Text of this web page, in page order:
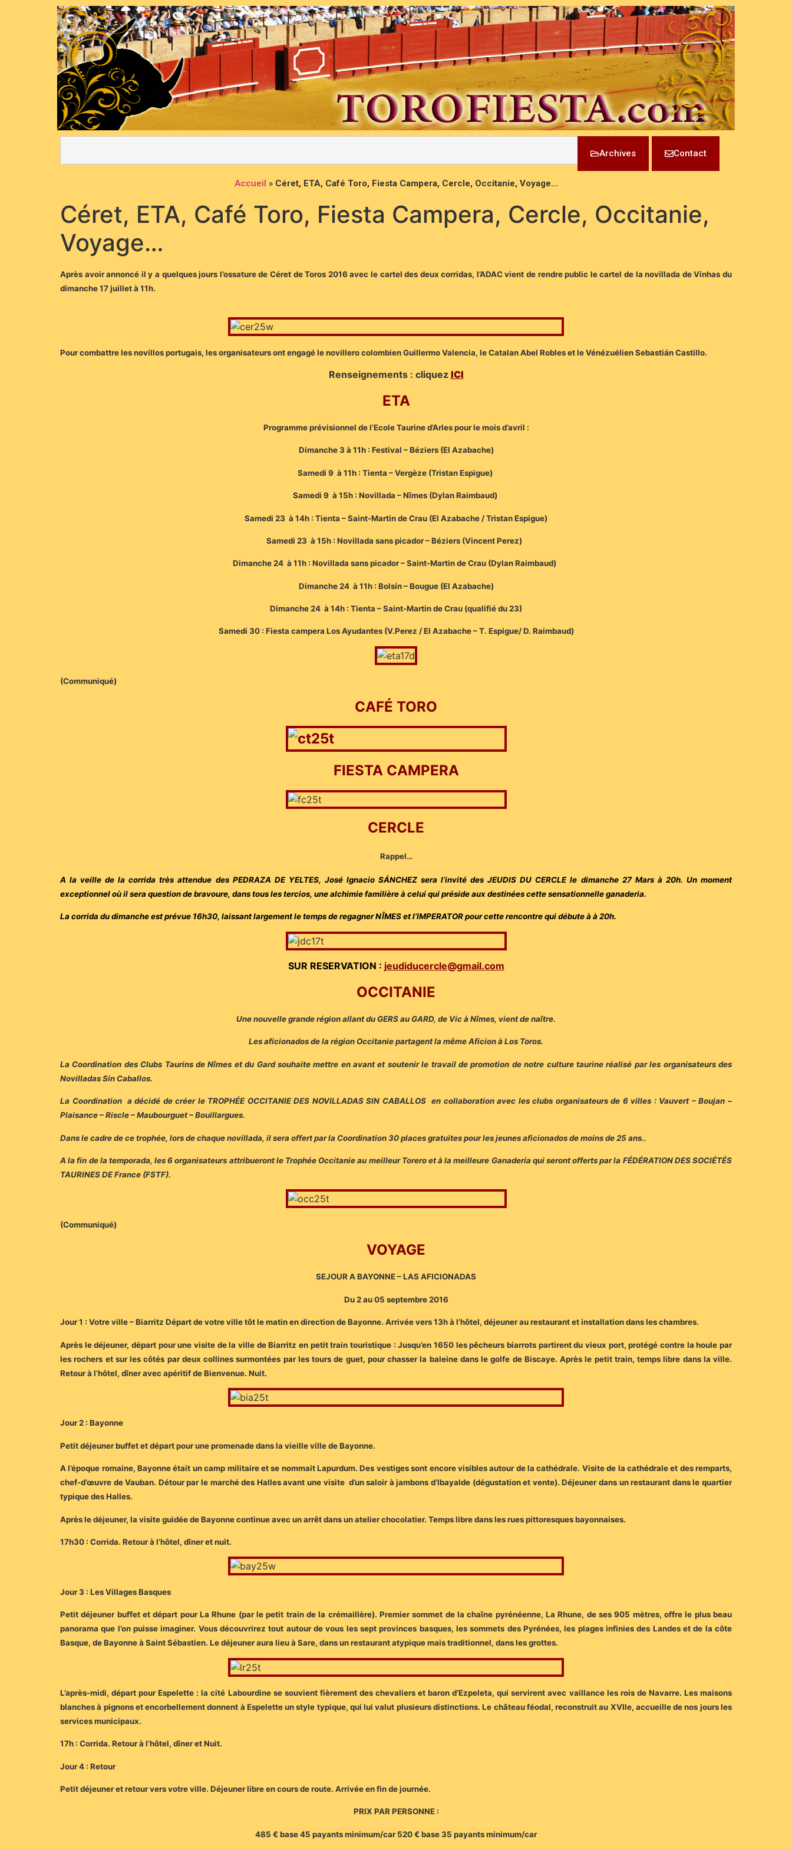
Archives Contact
Accueil » Céret, ETA, Café Toro, Fiesta Campera, Cercle, Occitanie, Voyage…
Céret, ETA, Café Toro, Fiesta Campera, Cercle, Occitanie,
Voyage…
Après avoir annoncé il y a quelques jours l’ossature de Céret de Toros 2016 avec le cartel des deux corridas, l’ADAC vient de rendre public le cartel de la novillada de Vinhas du
dimanche 17 juillet à 11h.
Pour combattre les novillos portugais, les organisateurs ont engagé le novillero colombien Guillermo Valencia, le Catalan Abel Robles et le Vénézuélien Sebastián Castillo.
Renseignements : cliquez ICI
ETA
Programme prévisionnel de l’Ecole Taurine d’Arles pour le mois d’avril :
Dimanche 3 à 11h : Festival – Béziers (El Azabache)
Samedi 9 à 11h : Tienta – Vergèze (Tristan Espigue)
Samedi 9 à 15h : Novillada – Nîmes (Dylan Raimbaud)
Samedi 23 à 14h : Tienta – Saint-Martin de Crau (El Azabache / Tristan Espigue)
Samedi 23 à 15h : Novillada sans picador – Béziers (Vincent Perez)
Dimanche 24 à 11h : Novillada sans picador – Saint-Martin de Crau (Dylan Raimbaud)
Dimanche 24 à 11h : Bolsín – Bougue (El Azabache)
Dimanche 24 à 14h : Tienta –Saint-Martin de Crau (qualifié du 23)
Samedi 30 : Fiesta campera Los Ayudantes (V.Perez / El Azabache – T. Espigue/ D. Raimbaud)
(Communiqué)
CAFÉ TORO
FIESTA CAMPERA
CERCLE
Rappel…
A la veille de la corrida très attendue des PEDRAZA DE YELTES, José Ignacio SÁNCHEZ sera l’invité des JEUDIS DU CERCLE le dimanche 27 Mars à 20h. Un moment
exceptionnel où il sera question de bravoure, dans tous les tercios, une alchimie familière à celui qui préside aux destinées cette sensationnelle ganaderia.
La corrida du dimanche est prévue 16h30, laissant largement le temps de regagner NÎMES et l’IMPERATOR pour cette rencontre qui débute à à 20h.
SUR RESERVATION : jeudiducercle@gmail.com
OCCITANIE
Une nouvelle grande région allant du GERS au GARD, de Vic à Nîmes, vient de naître.
Les aficionados de la région Occitanie partagent la même Aficion à Los Toros.
La Coordination des Clubs Taurins de Nîmes et du Gard souhaite mettre en avant et soutenir le travail de promotion de notre culture taurine réalisé par les organisateurs des
Novilladas Sin Caballos.
La Coordination a décidé de créer le TROPHÉE OCCITANIE DES NOVILLADAS SIN CABALLOS en collaboration avec les clubs organisateurs de 6 villes : Vauvert – Boujan –
Plaisance – Riscle – Maubourguet – Bouillargues.
Dans le cadre de ce trophée, lors de chaque novillada, il sera offert par la Coordination 30 places gratuites pour les jeunes aficionados de moins de 25 ans..
A la fin de la temporada, les 6 organisateurs attribueront le Trophée Occitanie au meilleur Torero et à la meilleure Ganadería qui seront offerts par la FÉDÉRATION DES SOCIÉTÉS
TAURINES DE France (FSTF).
(Communiqué)
VOYAGE
SEJOUR A BAYONNE – LAS AFICIONADAS
Du 2 au 05 septembre 2016
Jour 1 : Votre ville – Biarritz Départ de votre ville tôt le matin en direction de Bayonne. Arrivée vers 13h à l’hôtel, déjeuner au restaurant et installation dans les chambres.
Après le déjeuner, départ pour une visite de la ville de Biarritz en petit train touristique : Jusqu’en 1650 les pêcheurs biarrots partirent du vieux port, protégé contre la houle par
les rochers et sur les côtés par deux collines surmontées par les tours de guet, pour chasser la baleine dans le golfe de Biscaye. Après le petit train, temps libre dans la ville.
Retour à l’hôtel, dîner avec apéritif de Bienvenue. Nuit.
Jour 2 : Bayonne
Petit déjeuner buffet et départ pour une promenade dans la vieille ville de Bayonne.
A l’époque romaine, Bayonne était un camp militaire et se nommait Lapurdum. Des vestiges sont encore visibles autour de la cathédrale. Visite de la cathédrale et des remparts,
chef-d’œuvre de Vauban. Détour par le marché des Halles avant une visite d’un saloir à jambons d’Ibayalde (dégustation et vente). Déjeuner dans un restaurant dans le quartier
typique des Halles.
Après le déjeuner, la visite guidée de Bayonne continue avec un arrêt dans un atelier chocolatier. Temps libre dans les rues pittoresques bayonnaises.
17h30 : Corrida. Retour à l’hôtel, dîner et nuit.
Jour 3 : Les Villages Basques
Petit déjeuner buffet et départ pour La Rhune (par le petit train de la crémaillère). Premier sommet de la chaîne pyrénéenne, La Rhune, de ses 905 mètres, offre le plus beau
panorama que l’on puisse imaginer. Vous découvrirez tout autour de vous les sept provinces basques, les sommets des Pyrénées, les plages infinies des Landes et de la côte
Basque, de Bayonne à Saint Sébastien. Le déjeuner aura lieu à Sare, dans un restaurant atypique mais traditionnel, dans les grottes.
L’après-midi, départ pour Espelette : la cité Labourdine se souvient fièrement des chevaliers et baron d’Ezpeleta, qui servirent avec vaillance les rois de Navarre. Les maisons
blanches à pignons et encorbellement donnent à Espelette un style typique, qui lui valut plusieurs distinctions. Le château féodal, reconstruit au XVIIe, accueille de nos jours les
services municipaux.
17h : Corrida. Retour à l’hôtel, dîner et Nuit.
Jour 4 : Retour
Petit déjeuner et retour vers votre ville. Déjeuner libre en cours de route. Arrivée en fin de journée.
PRIX PAR PERSONNE :
485 € base 45 payants minimum/car 520 € base 35 payants minimum/car